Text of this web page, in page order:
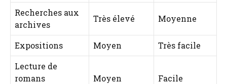
Recherches aux
archives
Très élevé Moyenne
Expositions Moyen
Très facile
Lecture de
romans
Moyen Facile